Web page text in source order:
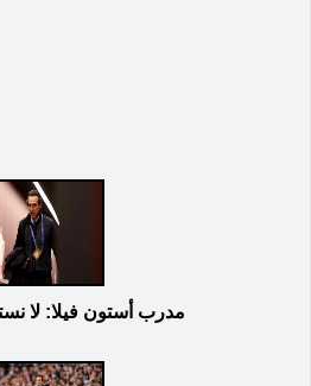
مدرب أستون فيلا: لا